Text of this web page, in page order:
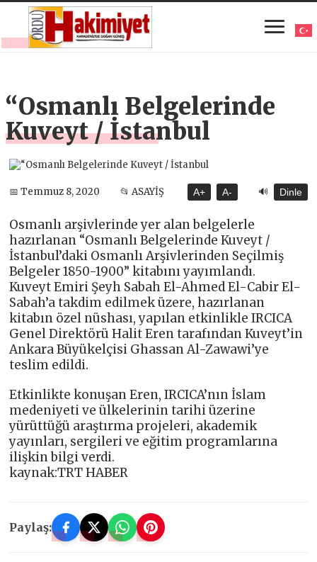
“Osmanlı Belgelerinde
Kuveyt / İstanbul
📅 Temmuz 8, 2020 📂 ASAYİŞ A+ A- 🔊 Dinle
Osmanlı arşivlerinde yer alan belgelerle
hazırlanan “Osmanlı Belgelerinde Kuveyt /
İstanbul’daki Osmanlı Arşivlerinden Seçilmiş
Belgeler 1850-1900” kitabını yayımlandı.
Kuveyt Emiri Şeyh Sabah El-Ahmed El-Cabir El-
Sabah’a takdim edilmek üzere, hazırlanan
kitabın özel nüshası, yapılan etkinlikle IRCICA
Genel Direktörü Halit Eren tarafından Kuveyt’in
Ankara Büyükelçisi Ghassan Al-Zawawi’ye
teslim edildi.
Etkinlikte konuşan Eren, IRCICA’nın İslam
medeniyeti ve ülkelerinin tarihi üzerine
yürüttüğü araştırma projeleri, akademik
yayınları, sergileri ve eğitim programlarına
ilişkin bilgi verdi.
kaynak:TRT HABER
Paylaş: